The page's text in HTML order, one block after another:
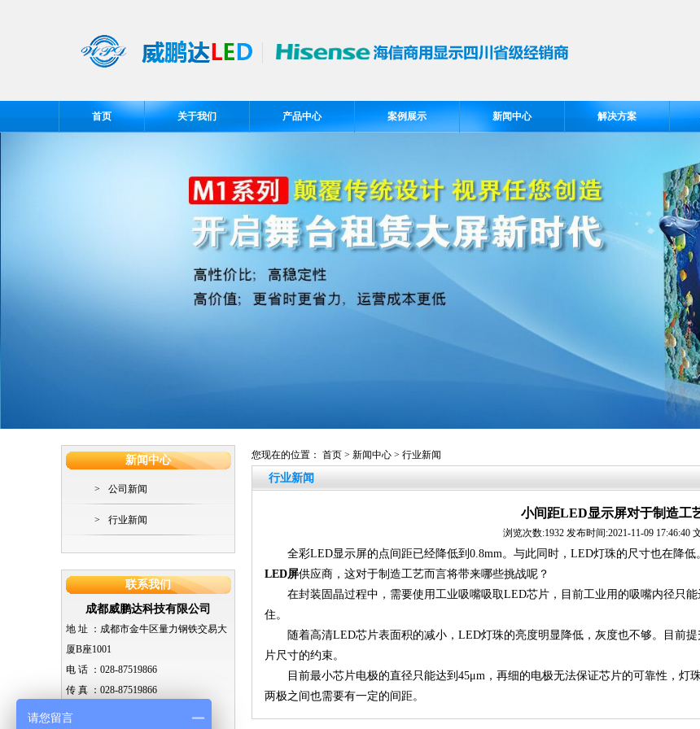
首页 关于我们 产品中心 案例展示 新闻中心 解决方案
新闻中心
> 公司新闻
> 行业新闻
联系我们
成都威鹏达科技有限公司
地 址 ： 成都市金牛区量力钢铁交易大
厦B座1001
电 话 ： 028-87519866
传 真 ： 028-87519866
手 机 ：
您现在的位置： 首页 > 新闻中心 > 行业新闻
行业新闻
小间距LED显示屏对于制造工
浏览次数:1932 发布时间:2021-11-09 17:46:40
全彩LED显示屏的点间距已经降低到0.8mm。与此同时，LED灯珠的尺寸也在降低
LED屏供应商，这对于制造工艺而言将带来哪些挑战呢？
在封装固晶过程中，需要使用工业吸嘴吸取LED芯片，目前工业用的吸嘴内径只能
住。
随着高清LED芯片表面积的减小，LED灯珠的亮度明显降低，灰度也不够。目前提
片尺寸的约束。
目前最小芯片电极的直径只能达到45μm，再细的电极无法保证芯片的可靠性，灯
两极之间也需要有一定的间距。
请您留言